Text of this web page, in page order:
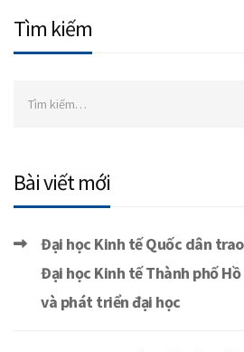
Tìm kiếm
Bài viết mới
Đại học Kinh tế Quốc dân
Đại học Kinh tế Thành phố
và phát triển đại học